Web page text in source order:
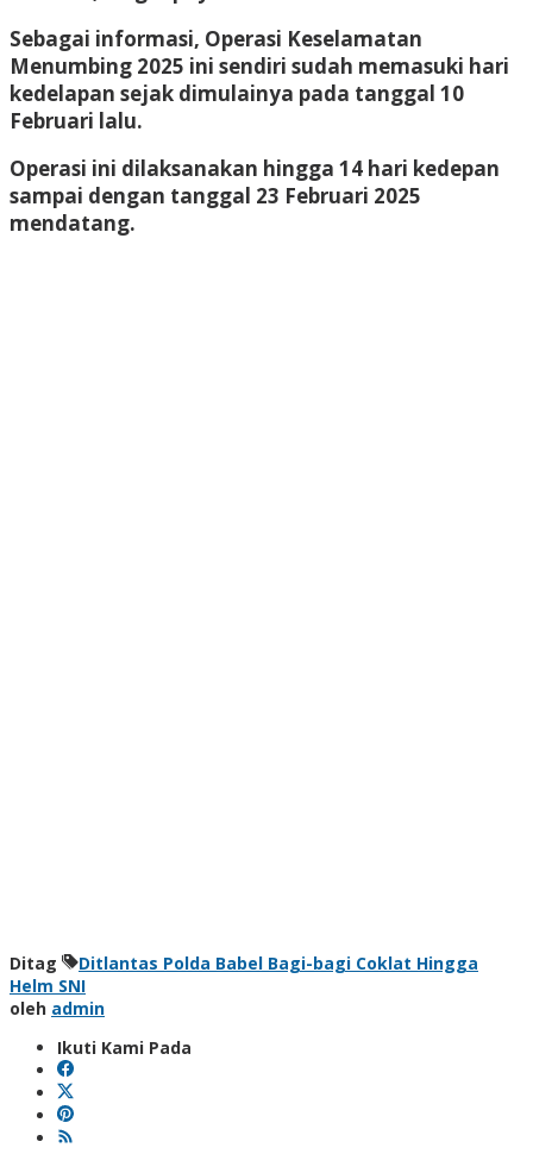
Sebagai informasi, Operasi Keselamatan
Menumbing 2025 ini sendiri sudah memasuki hari
kedelapan sejak dimulainya pada tanggal 10
Februari lalu.
Operasi ini dilaksanakan hingga 14 hari kedepan
sampai dengan tanggal 23 Februari 2025
mendatang.
Ditag
Ditlantas Polda Babel Bagi-bagi Coklat Hingga
Helm SNI
oleh admin
Ikuti Kami Pada